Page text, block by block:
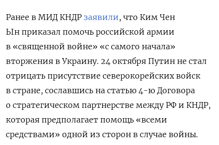
Ранее в МИД КНДР заявили, что Ким Чен
Ын приказал помочь российской армии
в «священной войне» «с самого начала»
вторжения в Украину. 24 октября Путин не стал
отрицать присутствие северокорейских войск
в стране, сославшись на статью 4-ю Договора
о стратегическом партнерстве между РФ и КНДР,
которая предполагает помощь «всеми
средствами» одной из сторон в случае войны.